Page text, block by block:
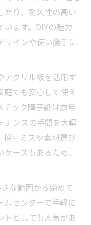
たり、耐久性の高い
ます。DIYの魅力
ザインや使い勝手に
アクリル板を活用す
庭でも安心して使え
チック障子紙は数年
ナンスの手間を大幅
採寸ミスや素材選び
ースもあるため、
な範囲から始めて
ムセンターで手軽に
トとしても人気があ